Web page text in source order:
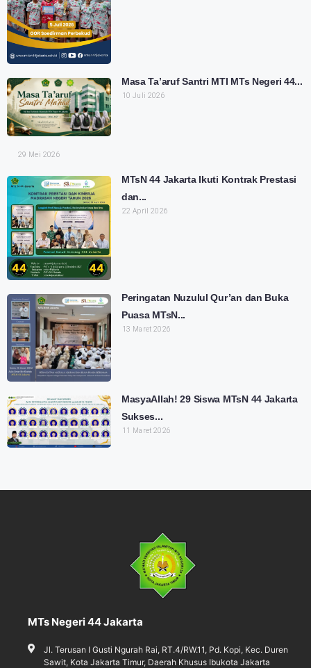
Masa Ta’aruf Santri MTI MTs Negeri 44...
10 Juli 2026
29 Mei 2026
MTsN 44 Jakarta Ikuti Kontrak Prestasi
dan...
22 April 2026
Peringatan Nuzulul Qur’an dan Buka
Puasa MTsN...
13 Maret 2026
MasyaAllah! 29 Siswa MTsN 44 Jakarta
Sukses...
11 Maret 2026
MTs Negeri 44 Jakarta
Jl. Terusan I Gusti Ngurah Rai, RT.4/RW.11, Pd. Kopi, Kec. Duren
Sawit, Kota Jakarta Timur, Daerah Khusus Ibukota Jakarta